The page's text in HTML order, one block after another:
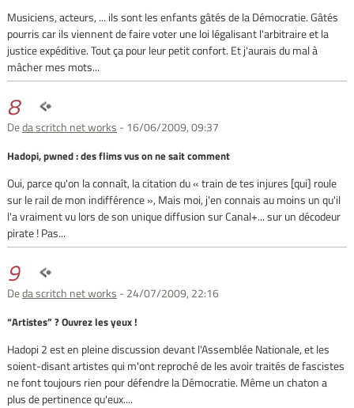
Musiciens, acteurs, ... ils sont les enfants gâtés de la Démocratie. Gâtés
pourris car ils viennent de faire voter une loi légalisant l'arbitraire et la
justice expéditive. Tout ça pour leur petit confort. Et j'aurais du mal à
mâcher mes mots...
8
Deda scritch net works - 16/06/2009, 09:37
Hadopi, pwned : des flims vus on ne sait comment
Oui, parce qu'on la connaît, la citation du « train de tes injures [qui] roule
sur le rail de mon indifférence », Mais moi, j'en connais au moins un qu'il
l'a vraiment vu lors de son unique diffusion sur Canal+... sur un décodeur
pirate ! Pas...
9
Deda scritch net works - 24/07/2009, 22:16
“Artistes” ? Ouvrez les yeux !
Hadopi 2 est en pleine discussion devant l'Assemblée Nationale, et les
soient-disant artistes qui m'ont reproché de les avoir traités de fascistes
ne font toujours rien pour défendre la Démocratie. Même un chaton a
plus de pertinence qu'eux....